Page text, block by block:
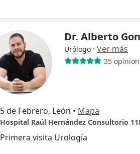
Dr. Alberto
Urólogo · Ver más
35
5 de Febrero, León • Mapa
Hospital Raúl Hernández Consultorio
Primera visita Urología